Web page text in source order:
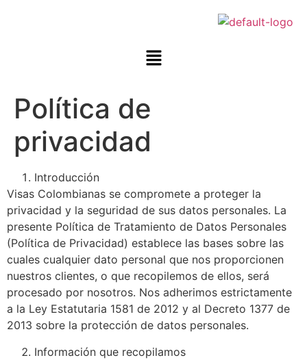
Política de
privacidad
Introducción
Visas Colombianas se compromete a proteger la
privacidad y la seguridad de sus datos personales. La
presente Política de Tratamiento de Datos Personales
(Política de Privacidad) establece las bases sobre las
cuales cualquier dato personal que nos proporcionen
nuestros clientes, o que recopilemos de ellos, será
procesado por nosotros. Nos adherimos estrictamente
a la Ley Estatutaria 1581 de 2012 y al Decreto 1377 de
2013 sobre la protección de datos personales.
Información que recopilamos